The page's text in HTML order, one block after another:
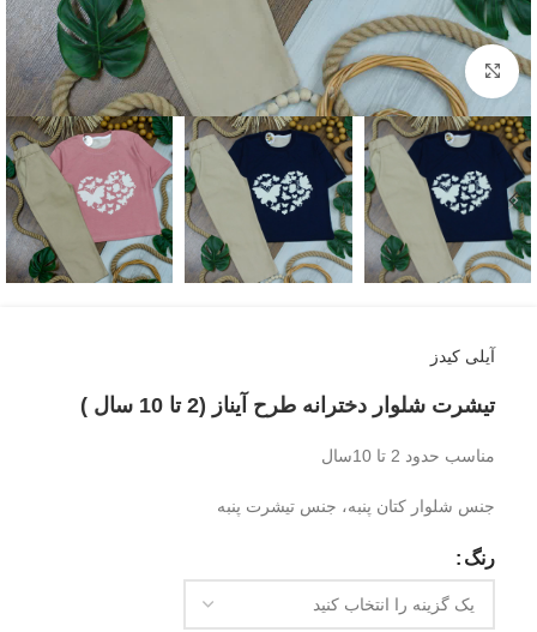
بزرگنمایی تصویر
آیلی کیدز
تیشرت شلوار دخترانه طرح آیناز (2 تا 10 سال )
مناسب حدود 2 تا 10سال
جنس شلوار کتان پنبه، جنس تیشرت پنبه
رنگ